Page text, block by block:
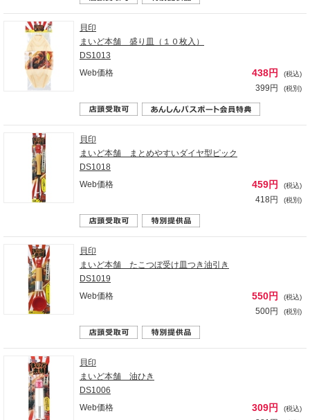
貝印
まいど本舗 盛り皿（１０枚入）
DS1013
Web価格
438円 (税込)
399円 (税別)
貝印
まいど本舗 まとめやすいダイヤ型ピック
DS1018
Web価格
459円 (税込)
418円 (税別)
貝印
まいど本舗 たこつぼ受け皿つき油引き
DS1019
Web価格
550円 (税込)
500円 (税別)
貝印
まいど本舗 油ひき
DS1006
Web価格
309円 (税込)